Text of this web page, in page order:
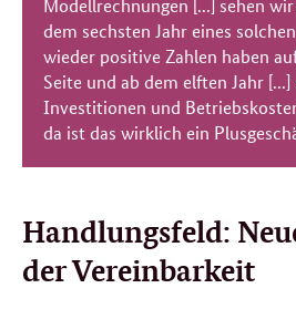
Modellrechnungen [...] sehen
dem sechsten Jahr eines
wieder positive Zahlen haben
Seite und ab dem elften Jahr
Investitionen und
da ist das wirklich ein
Handlungsfeld:
der Vereinbarkeit